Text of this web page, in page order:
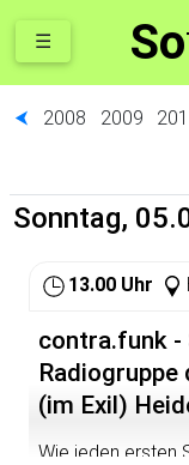
So
☰
⮜ 2008 2009
Sonntag,
13.00 Uhr
contra.funk -
(im Exil)
Wie jeden ersten